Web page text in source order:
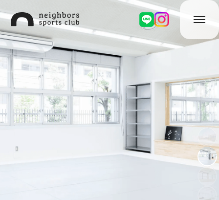
お問い合わせ
クラブ紹介
ブラジリアン柔術ダンスダブルダッチ
レンタルスペース